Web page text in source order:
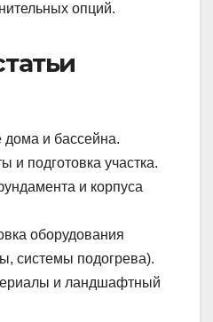
опций.
дома и бассейна.
и подготовка участка.
и корпуса
оборудования
системы подогрева).
и ландшафтный